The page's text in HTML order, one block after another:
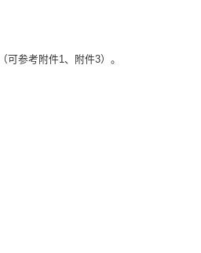
参考附件1、附件3）。